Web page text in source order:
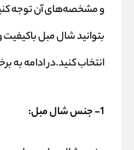
و مشخصه‌های آن توجه
بتوانید شال مبل
انتخاب کنید.در ادامه به
1- جنس شال مبل: